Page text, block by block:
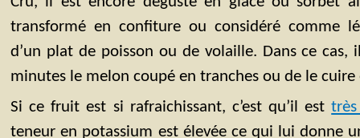
transformé en confiture ou considéré comme
d’un plat de poisson ou de volaille. Dans ce
minutes le melon coupé en tranches ou de le
Si ce fruit est si rafraichissant, c’est qu’il est
teneur en potassium est élevée ce qui lui donne